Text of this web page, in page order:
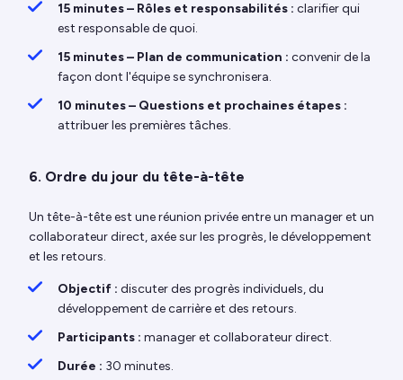
15 minutes – Rôles et responsabilités : clarifier qui
est responsable de quoi.
15 minutes – Plan de communication : convenir de la
façon dont l'équipe se synchronisera.
10 minutes – Questions et prochaines étapes :
attribuer les premières tâches.
6. Ordre du jour du tête-à-tête
Un tête-à-tête est une réunion privée entre un manager et un
collaborateur direct, axée sur les progrès, le développement
et les retours.
Objectif : discuter des progrès individuels, du
développement de carrière et des retours.
Participants : manager et collaborateur direct.
Durée : 30 minutes.